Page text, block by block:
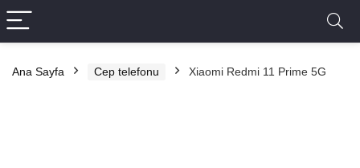
Ana Sayfa Cep telefonu Xiaomi Redmi 11 Prime 5G